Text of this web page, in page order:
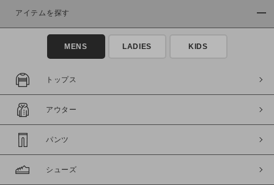
商品タイプ
通常商品
セール価格
在庫
在庫あり
アイテムを探す
MENS LADIES KIDS
トップス
アウター
パンツ
シューズ